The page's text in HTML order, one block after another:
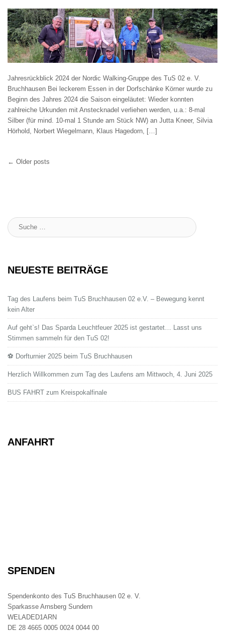
Jahresrückblick 2024 der Nordic Walking-Gruppe des TuS 02 e. V.
Bruchhausen Bei leckerem Essen in der Dorfschänke Körner wurde zu
Beginn des Jahres 2024 die Saison eingeläutet: Wieder konnten
zahlreiche Urkunden mit Anstecknadel verliehen werden, u.a.: 8-mal
Silber (für mind. 10-mal 1 Stunde am Stück NW) an Jutta Kneer, Silvia
Hörhold, Norbert Wiegelmann, Klaus Hagedorn, […]
Post
← Older posts
Suche
:
NEUESTE BEITRÄGE
Tag des Laufens beim TuS Bruchhausen 02 e.V. – Bewegung kennt
kein Alter
Auf geht`s! Das Sparda Leuchtfeuer 2025 ist gestartet… Lasst uns
Stimmen sammeln für den TuS 02!
⚽ Dorfturnier 2025 beim TuS Bruchhausen
Herzlich Willkommen zum Tag des Laufens am Mittwoch, 4. Juni 2025
BUS FAHRT zum Kreispokalfinale
ANFAHRT
SPENDEN
Spendenkonto des TuS Bruchhausen 02 e. V.
Sparkasse Arnsberg Sundern
WELADED1ARN
DE 28 4665 0005 0024 0044 00